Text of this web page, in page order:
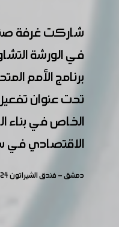
شاركت غرفة
في الورشة
برنامج الأمم
تحت عنوان
الخاص في بناء
الاقتصادي في
دمشق - فندق الشيراتون 25/1/2024